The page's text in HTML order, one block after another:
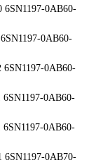
0AB60-
0AB60-
0AB60-
0AB60-
0AB60-
0AB70-